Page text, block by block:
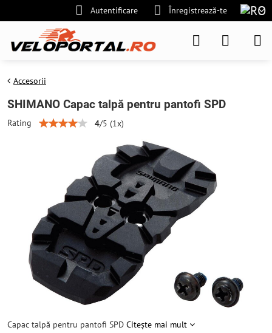
Autentificare Înregistrează-te
Accesorii
SHIMANO Capac talpă pentru pantofi SPD
Rating 4/5 (1x)
Capac talpă pentru pantofi SPD Citește mai mult